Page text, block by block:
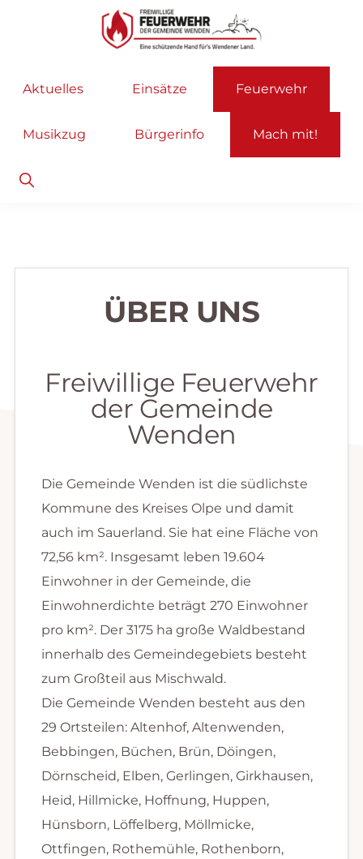
Hauptnavigation
Feuerwehr
helfen
selbstverständlich!
Aktuelles Einsätze Feuerwehr
Musikzug Bürgerinfo Mach mit!
Show
Search
ÜBER UNS
Freiwillige Feuerwehr
der Gemeinde
Wenden
Die Gemeinde Wenden ist die südlichste
Kommune des Kreises Olpe und damit
auch im Sauerland. Sie hat eine Fläche von
72,56 km². Insgesamt leben 19.604
Einwohner in der Gemeinde, die
Einwohnerdichte beträgt 270 Einwohner
pro km². Der 3175 ha große Waldbestand
innerhalb des Gemeindegebiets besteht
zum Großteil aus Mischwald.
Die Gemeinde Wenden besteht aus den
29 Ortsteilen: Altenhof, Altenwenden,
Bebbingen, Büchen, Brün, Döingen,
Dörnscheid, Elben, Gerlingen, Girkhausen,
Heid, Hillmicke, Hoffnung, Huppen,
Hünsborn, Löffelberg, Möllmicke,
Ottfingen, Rothemühle, Rothenborn,